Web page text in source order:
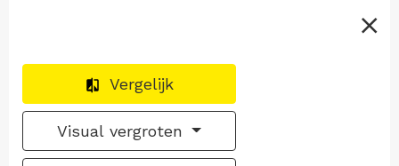
Vergelijk
Visual vergroten